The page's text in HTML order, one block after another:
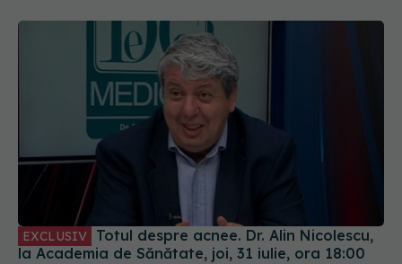
EXCLUSIV
la Academia de Sănătate, joi, 31 iulie, ora 18:00